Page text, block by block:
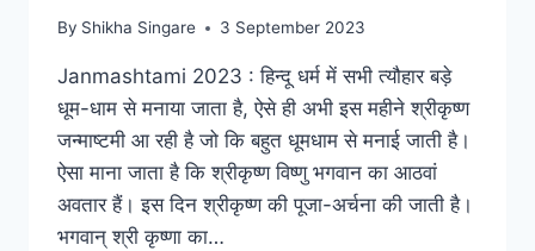
By Shikha Singare 3 September 2023
Janmashtami 2023 : हिन्दू धर्म में सभी त्यौहार बड़े
धूम-धाम से मनाया जाता है, ऐसे ही अभी इस महीने श्रीकृष्ण
जन्माष्टमी आ रही है जो कि बहुत धूमधाम से मनाई जाती है।
ऐसा माना जाता है कि श्रीकृष्ण विष्णु भगवान का आठवां
अवतार हैं। इस दिन श्रीकृष्ण की पूजा-अर्चना की जाती है।
भगवान् श्री कृष्णा का…